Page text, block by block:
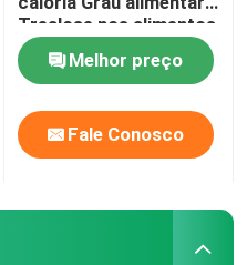
Trealose nos alimentos
Melhor preço
Fale Conosco